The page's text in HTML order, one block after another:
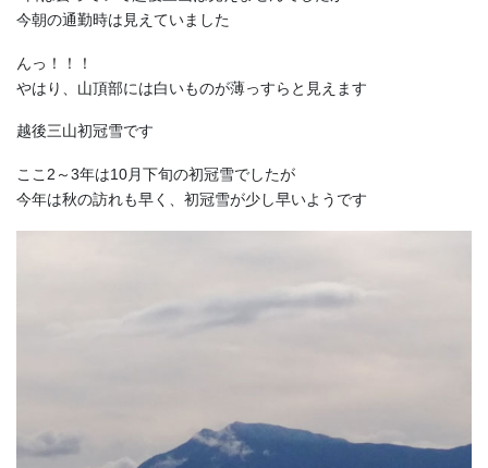
今朝の通勤時は見えていました
んっ！！！
やはり、山頂部には白いものが薄っすらと見えます
越後三山初冠雪です
ここ2～3年は10月下旬の初冠雪でしたが
今年は秋の訪れも早く、初冠雪が少し早いようです